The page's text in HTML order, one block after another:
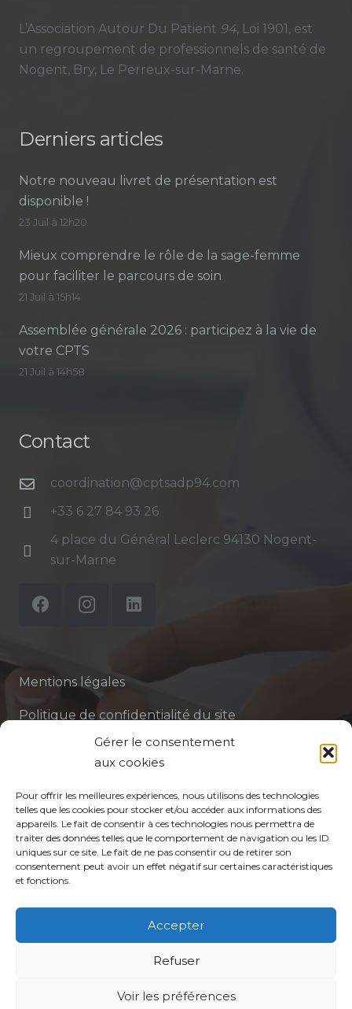
Gérer le consentement
aux cookies
Pour offrir les meilleures expériences, nous utilisons des technologies
telles que les cookies pour stocker et/ou accéder aux informations des
appareils. Le fait de consentir à ces technologies nous permettra de
traiter des données telles que le comportement de navigation ou les ID
uniques sur ce site. Le fait de ne pas consentir ou de retirer son
consentement peut avoir un effet négatif sur certaines caractéristiques
et fonctions.
Accepter
Refuser
Voir les préférences
L’Association Autour Du Patient 94, Loi 1901, est
un regroupement de professionnels de santé de
Nogent, Bry, Le Perreux-sur-Marne.
Derniers articles
Notre nouveau livret de présentation est
disponible !
23 Juil à 12h20
Mieux comprendre le rôle de la sage-femme
pour faciliter le parcours de soin
21 Juil à 15h14
Assemblée générale 2026 : participez à la vie de
votre CPTS
21 Juil à 14h58
Contact
coordination@cptsadp94.com
+33 6 27 84 93 26
4 place du Général Leclerc 94130 Nogent-
sur-Marne
Mentions légales
Politique de confidentialité du site
Politique de protection des données de la CPTS
Votre CPTS
Professionnels de santé